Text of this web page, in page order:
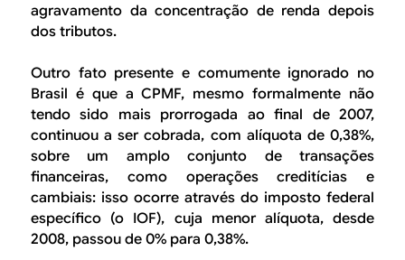
agravamento da concentração de renda depois
dos tributos.
Outro fato presente e comumente ignorado no
Brasil é que a CPMF, mesmo formalmente não
tendo sido mais prorrogada ao final de 2007,
continuou a ser cobrada, com alíquota de 0,38%,
sobre um amplo conjunto de transações
financeiras, como operações creditícias e
cambiais: isso ocorre através do imposto federal
específico (o IOF), cuja menor alíquota, desde
2008, passou de 0% para 0,38%.